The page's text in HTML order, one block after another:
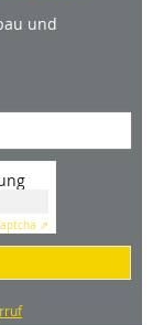
und
⇗